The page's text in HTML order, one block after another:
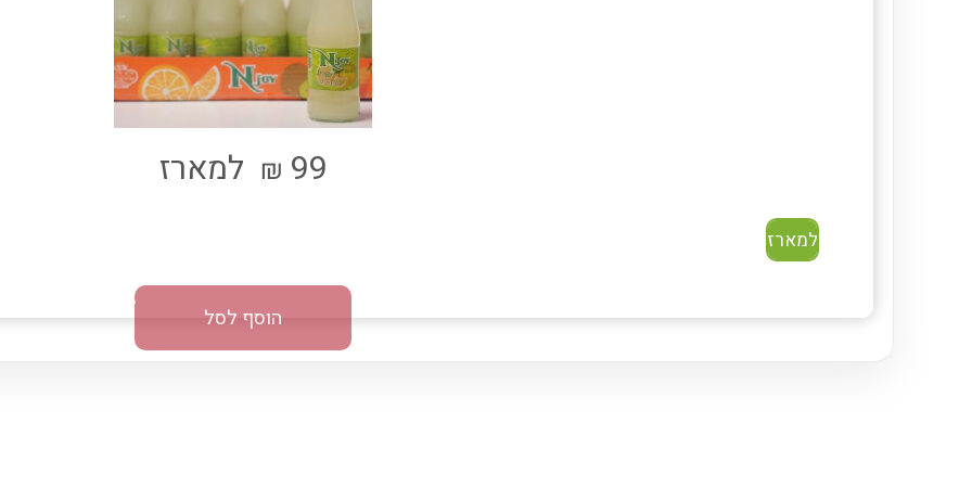
99
₪ למארז
למארז
הוסף לסל